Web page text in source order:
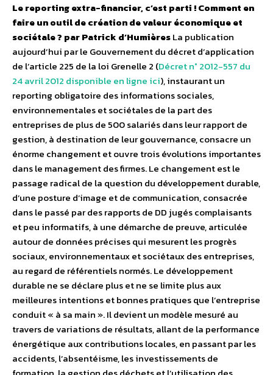
Le reporting extra-financier, c’est parti ! Comment en
faire un outil de création de valeur économique et
sociétale ? par Patrick d’HumièresLa publication
aujourd’hui par le Gouvernement du décret d’application
de l’article 225 de la loi Grenelle 2 (Décret n° 2012-557 du
24 avril 2012 disponible en ligne ici), instaurant un
reporting obligatoire des informations sociales,
environnementales et sociétales de la part des
entreprises de plus de 500 salariés dans leur rapport de
gestion, à destination de leur gouvernance, consacre un
énorme changement et ouvre trois évolutions importantes
dans le management des firmes. Le changement est le
passage radical de la question du développement durable,
d’une posture d’image et de communication, consacrée
dans le passé par des rapports de DD jugés complaisants
et peu informatifs, à une démarche de preuve, articulée
autour de données précises qui mesurent les progrès
sociaux, environnementaux et sociétaux des entreprises,
au regard de référentiels normés. Le développement
durable ne se déclare plus et ne se limite plus aux
meilleures intentions et bonnes pratiques que l’entreprise
conduit « à sa main ». Il devient un modèle mesuré au
travers de variations de résultats, allant de la performance
énergétique aux contributions locales, en passant par les
accidents, l’absentéisme, les investissements de